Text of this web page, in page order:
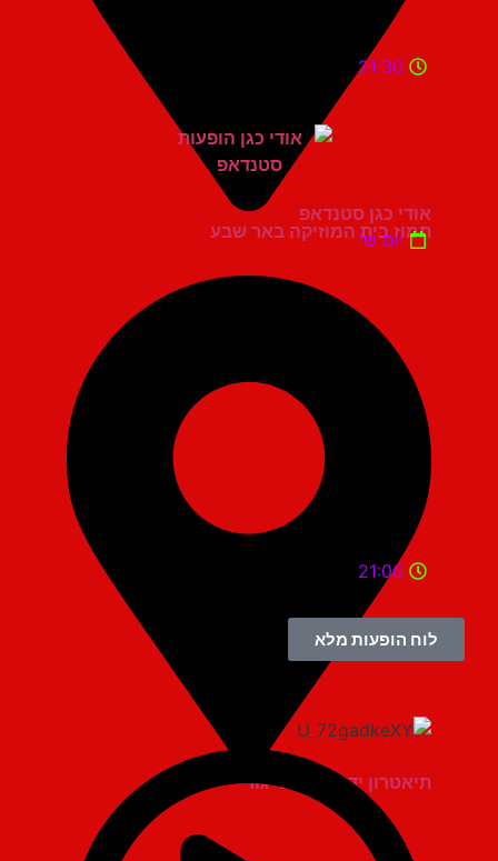
תמוז בית המוזיקה באר שבע
21:30
אודי כגן סטנדאפ
יום ש'
תיאטרון יד למגינים יגור
21:00
לוח הופעות מלא